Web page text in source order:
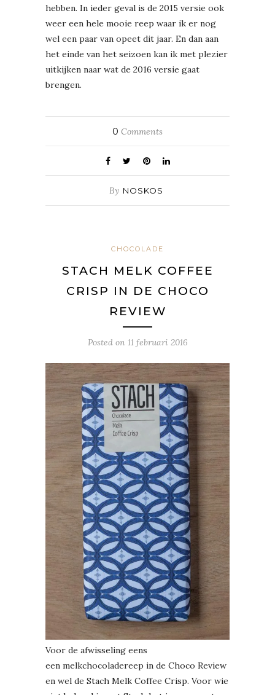
hebben. In ieder geval is de 2015 versie ook
weer een hele mooie reep waar ik er nog
wel een paar van opeet dit jaar. En dan aan
het einde van het seizoen kan ik met plezier
uitkijken naar wat de 2016 versie gaat
brengen.
0 Comments
By NOSKOS
CHOCOLADE
STACH MELK COFFEE
CRISP IN DE CHOCO
REVIEW
Posted on 11 februari 2016
Voor de afwisseling eens
een melkchocoladereep in de Choco Review
en wel de Stach Melk Coffee Crisp. Voor wie